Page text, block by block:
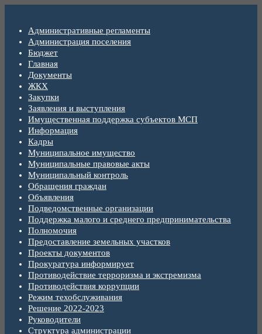
Административные регламенты
Администрация поселения
Бюджет
Главная
Документы
ЖКХ
Закупки
Заявления и выступления
Имущественная поддержка субъектов МСП
Информация
Кадры
Муниципальное имущество
Муниципальные правовые акты
Муниципальный контроль
Обращения граждан
Объявления
Подведомственные организации
Поддержка малого и среднего предпринимательства
Полномочия
Предоставление земельных участков
Проекты документов
Прокуратура информирует
Противодействие терроризма и экстремизма
Противодействия коррупции
Режим техобслуживания
Решение 2022-2023
Руководители
Структура администрации